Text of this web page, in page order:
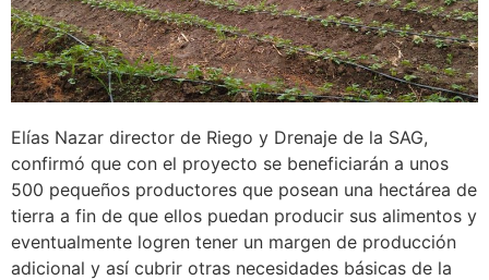
Elías Nazar director de Riego y Drenaje de la SAG,
confirmó que con el proyecto se beneficiarán a unos
500 pequeños productores que posean una hectárea de
tierra a fin de que ellos puedan producir sus alimentos y
eventualmente logren tener un margen de producción
adicional y así cubrir otras necesidades básicas de la